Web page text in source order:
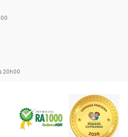
20h00